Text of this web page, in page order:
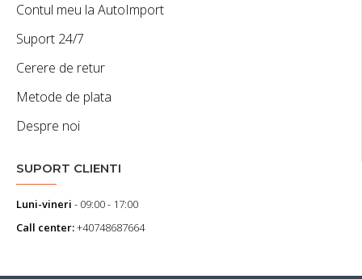
Contul meu la AutoImport
Suport 24/7
Cerere de retur
Metode de plata
Despre noi
SUPORT CLIENTI
Luni-vineri - 09:00 - 17:00
Call center:+40748687664